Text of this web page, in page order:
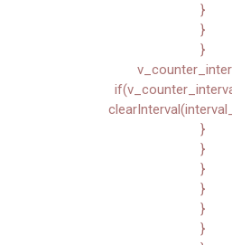
}
}
}
}
}
}
}
}
}